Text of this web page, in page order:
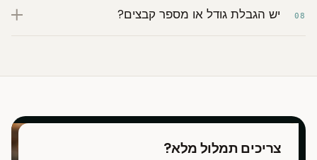
08 יש הגבלת גודל או מספר קבצים?
צריכים תמלול מלא?